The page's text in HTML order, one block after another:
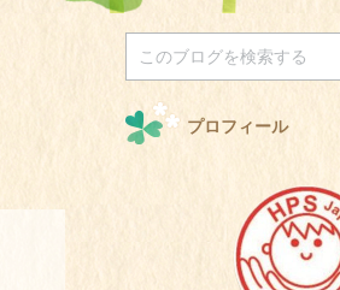
プロフィール